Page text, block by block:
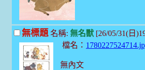
無標題 名稱: 無名獸 [26/05/31(日
檔名：
無內文